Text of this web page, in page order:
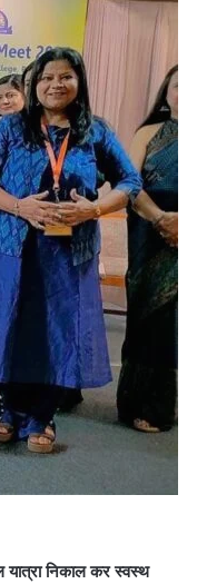
निकाल कर स्वस्थ